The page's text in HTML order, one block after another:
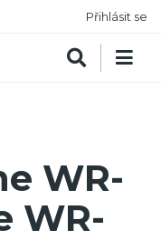
Přihlásit se
WR-
WR-